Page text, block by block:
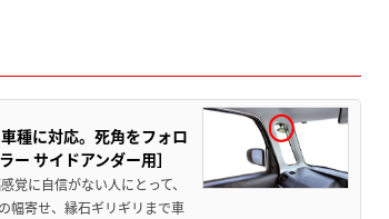
種に対応。死角をフォロ
サイドアンダー用］
に自信がない人にとって、
幅寄せ、縁石ギリギリまで車